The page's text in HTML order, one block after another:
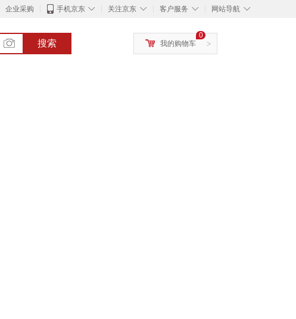
企业采购 ◇
手机京东 ◇
关注京东 ◇
客户服务 ◇
网站导航
搜索 >
0
我的购物车